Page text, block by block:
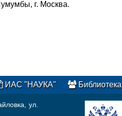
г. Москва.
ИАС "НАУКА" Библиотека
ул.